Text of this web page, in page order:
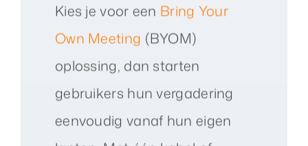
Kies je voor een Bring Your
Own Meeting (BYOM)
oplossing, dan starten
gebruikers hun vergadering
eenvoudig vanaf hun eigen